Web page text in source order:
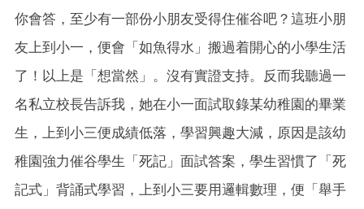
你會答，至少有一部份小朋友受得住催谷吧？這班小朋
友上到小一，便會「如魚得水」搬過着開心的小學生活
了！以上是「想當然」。沒有實證支持。反而我聽過一
名私立校長告訴我，她在小一面試取錄某幼稚園的畢業
生，上到小三便成績低落，學習興趣大減，原因是該幼
稚園強力催谷學生「死記」面試答案，學生習慣了「死
記式」背誦式學習，上到小三要用邏輯數理，便「舉手